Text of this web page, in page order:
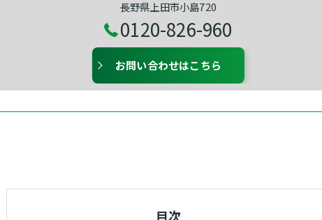
長野県上田市小島720
0120-826-960
お問い合わせはこちら
目次